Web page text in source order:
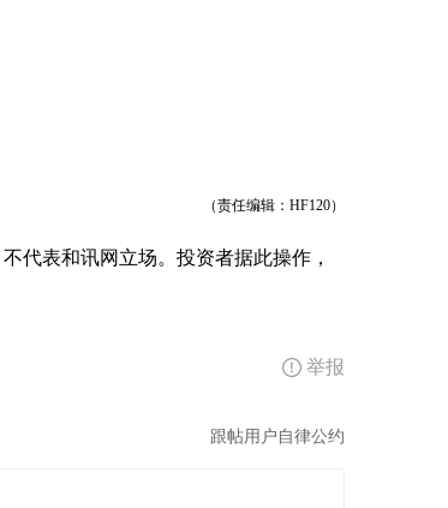
（责任编辑：HF120）
代表和讯网立场。投资者据此操作，
举报
跟帖用户自律公约